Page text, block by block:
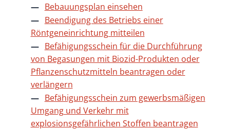
Bebauungsplan einsehen
Beendigung des Betriebs einer
Röntgeneinrichtung mitteilen
Befähigungsschein für die Durchführung
von Begasungen mit Biozid-Produkten oder
Pflanzenschutzmitteln beantragen oder
verlängern
Befähigungsschein zum gewerbsmäßigen
Umgang und Verkehr mit
explosionsgefährlichen Stoffen beantragen